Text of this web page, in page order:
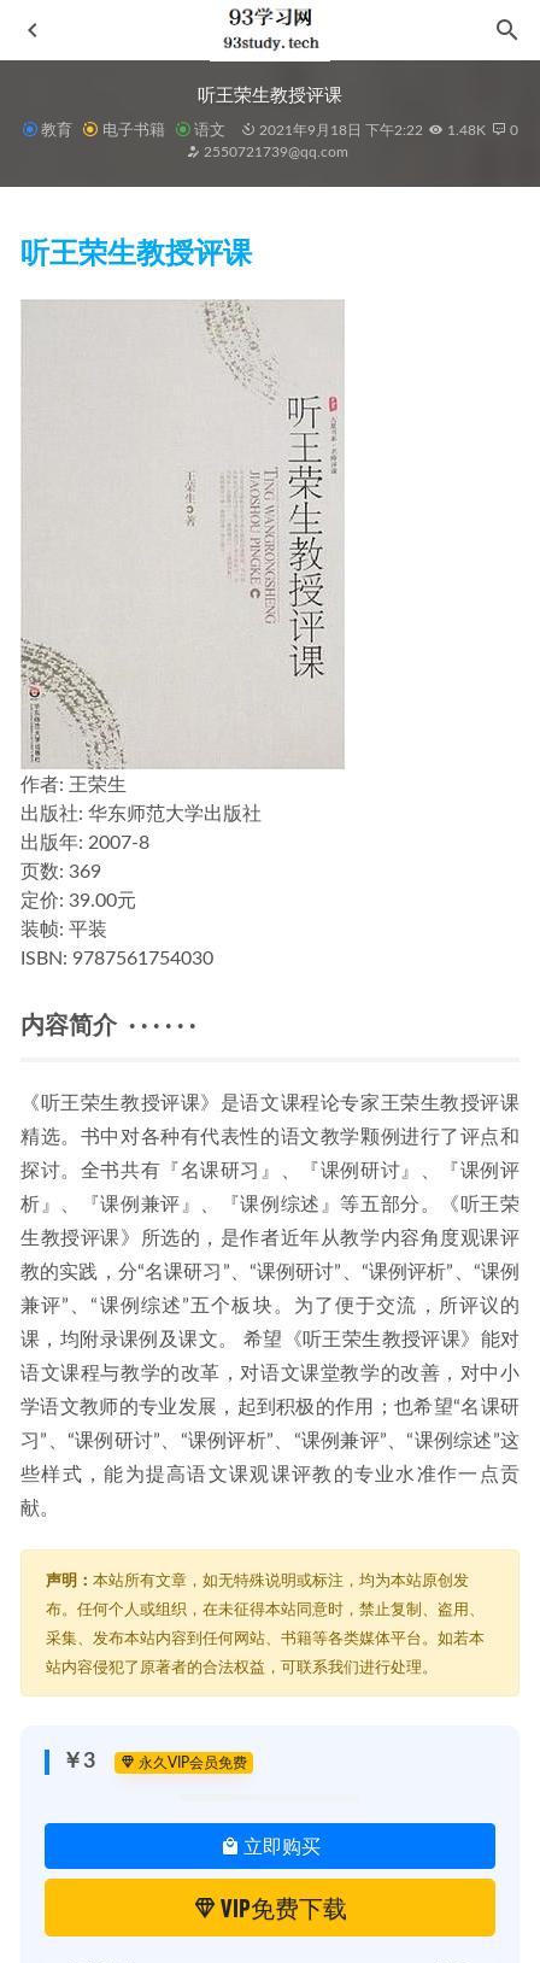
听王荣生教授评课
教育 电子书籍 语文 2021年9月18日 下午2:22 1.48K
0
2550721739@qq.com
听王荣生教授评课
作者: 王荣生
出版社: 华东师范大学出版社
出版年: 2007-8
页数: 369
定价: 39.00元
装帧: 平装
ISBN: 9787561754030
内容简介 · · · · · ·
《听王荣生教授评课》是语文课程论专家王荣生教授评课
精选。书中对各种有代表性的语文教学颗例进行了评点和
探讨。全书共有『名课研习』、『课例研讨』、『课例评
析』、『课例兼评』、『课例综述』等五部分。《听王荣
生教授评课》所选的，是作者近年从教学内容角度观课评
教的实践，分“名课研习”、“课例研讨”、“课例评析”、“课例
兼评”、“课例综述”五个板块。为了便于交流，所评议的
课，均附录课例及课文。 希望《听王荣生教授评课》能对
语文课程与教学的改革，对语文课堂教学的改善，对中小
学语文教师的专业发展，起到积极的作用；也希望“名课研
习”、“课例研讨”、“课例评析”、“课例兼评”、“课例综述”这
些样式，能为提高语文课观课评教的专业水准作一点贡
献。
声明： 本站所有文章，如无特殊说明或标注，均为本站原创发
布。任何个人或组织，在未征得本站同意时，禁止复制、盗用、
采集、发布本站内容到任何网站、书籍等各类媒体平台。如若本
站内容侵犯了原著者的合法权益，可联系我们进行处理。
￥3 永久VIP会员免费
立即购买
VIP免费下载